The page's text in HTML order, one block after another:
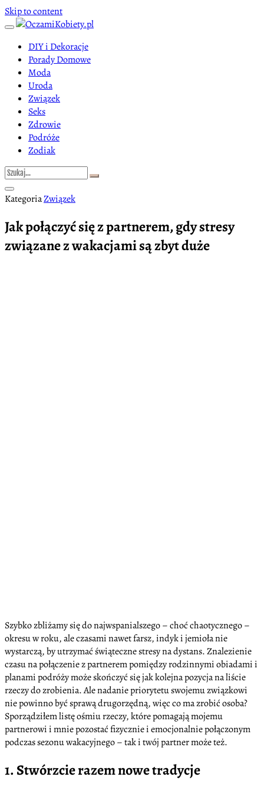
Skip to content
DIY i Dekoracje
Porady Domowe
Moda
Uroda
Związek
Seks
Zdrowie
Podróże
Zodiak
KategoriaZwiązek
Jak połączyć się z partnerem, gdy stresy
związane z wakacjami są zbyt duże
Szybko zbliżamy się do najwspanialszego – choć chaotycznego –
okresu w roku, ale czasami nawet farsz, indyk i jemioła nie
wystarczą, by utrzymać świąteczne stresy na dystans. Znalezienie
czasu na połączenie z partnerem pomiędzy rodzinnymi obiadami i
planami podróży może skończyć się jak kolejna pozycja na liście
rzeczy do zrobienia. Ale nadanie priorytetu swojemu związkowi
nie powinno być sprawą drugorzędną, więc co ma zrobić osoba?
Sporządziłem listę ośmiu rzeczy, które pomagają mojemu
partnerowi i mnie pozostać fizycznie i emocjonalnie połączonym
podczas sezonu wakacyjnego – tak i twój partner może też.
1. Stwórzcie razem nowe tradycje